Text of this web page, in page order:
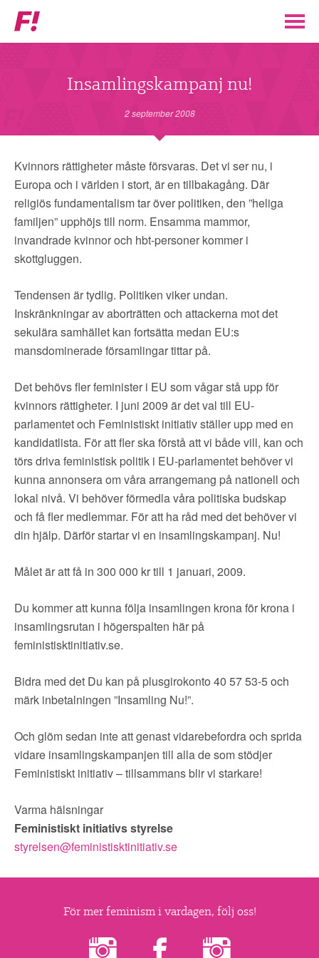
Feministiskt
initiativ
ENGAGERA DIG I F! ▼
ENAD RÖST
OM FI ▼
NYHETER
SÖK
Insamlingskampanj nu!
2 september 2008
Kvinnors rättigheter måste försvaras. Det vi ser nu, i
Europa och i världen i stort, är en tillbakagång. Där
religiös fundamentalism tar över politiken, den ”heliga
familjen” upphöjs till norm. Ensamma mammor,
invandrade kvinnor och hbt-personer kommer i
skottgluggen.
Tendensen är tydlig. Politiken viker undan.
Inskränkningar av aborträtten och attackerna mot det
sekulära samhället kan fortsätta medan EU:s
mansdominerade församlingar tittar på.
Det behövs fler feminister i EU som vågar stå upp för
kvinnors rättigheter. I juni 2009 är det val till EU-
parlamentet och Feministiskt initiativ ställer upp med en
kandidatlista. För att fler ska förstå att vi både vill, kan och
törs driva feministisk politik i EU-parlamentet behöver vi
kunna annonsera om våra arrangemang på nationell och
lokal nivå. Vi behöver förmedla våra politiska budskap
och få fler medlemmar. För att ha råd med det behöver vi
din hjälp. Därför startar vi en insamlingskampanj. Nu!
Målet är att få in 300 000 kr till 1 januari, 2009.
Du kommer att kunna följa insamlingen krona för krona i
insamlingsrutan i högerspalten här på
feministisktinitiativ.se.
Bidra med det Du kan på plusgirokonto 40 57 53-5 och
märk inbetalningen ”Insamling Nu!”.
Och glöm sedan inte att genast vidarebefordra och sprida
vidare insamlingskampanjen till alla de som stödjer
Feministiskt initiativ – tillsammans blir vi starkare!
Varma hälsningar
Feministiskt initiativs styrelse
styrelsen@feministisktinitiativ.se
För mer feminism i vardagen, följ oss!